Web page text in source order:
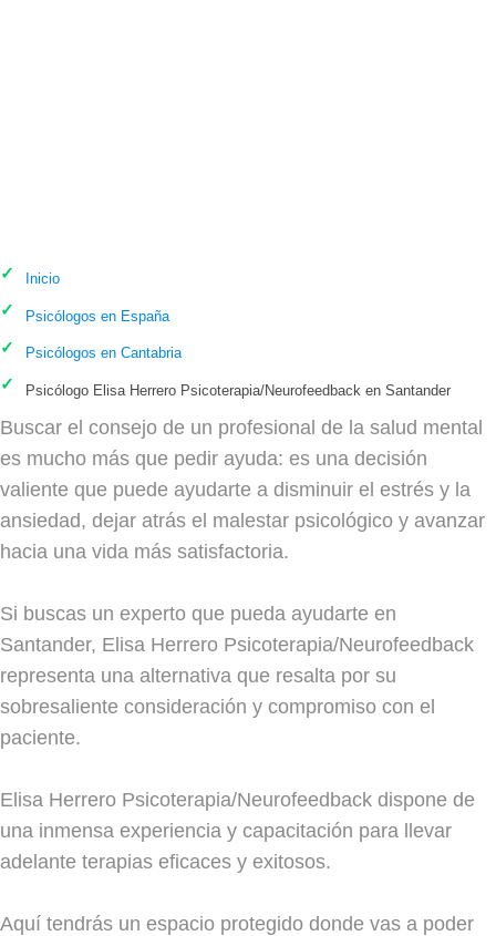
Inicio
Psicólogos en España
Psicólogos en Cantabria
Psicólogo Elisa Herrero Psicoterapia/Neurofeedback en Santander
Buscar el consejo de un profesional de la salud mental
es mucho más que pedir ayuda: es una decisión
valiente que puede ayudarte a disminuir el estrés y la
ansiedad, dejar atrás el malestar psicológico y avanzar
hacia una vida más satisfactoria.
Si buscas un experto que pueda ayudarte en
Santander, Elisa Herrero Psicoterapia/Neurofeedback
representa una alternativa que resalta por su
sobresaliente consideración y compromiso con el
paciente.
Elisa Herrero Psicoterapia/Neurofeedback dispone de
una inmensa experiencia y capacitación para llevar
adelante terapias eficaces y exitosos.
Aquí tendrás un espacio protegido donde vas a poder